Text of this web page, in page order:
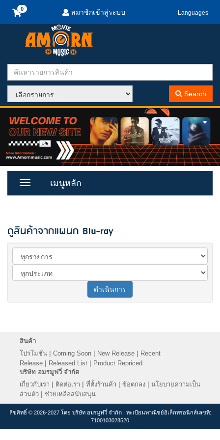
สมาชิกเข้าสู่ระบบ Languages
Search
Toggle
เมนูหลัก
ดูสินค้าจากแผนก Blu-ray
ดำเนินการ
สินค้า
โปรโมชั่น | Coming Soon | New Release | Recent
Release | Released List | Product Repriced
บริษัท อมรมูฟวี่ จำกัด
เกี่ยวกับเรา | ติดต่อเรา | ที่ตั้งร้านค้า | ข้อตกลง | นโยบายความเป็น
ส่วนตัว | ช่วยเหลือสนับสนุน
ลิขสิทธิ์ © 2026-2027 โดย บริษัท อมรมูฟวี่ จำกัด , ทะเบียนพาณิชย์อิเล็กทรอนิกส์เลขที่:
7100103028520